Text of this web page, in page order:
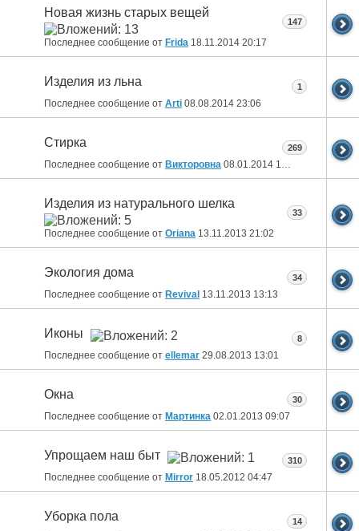
Новая жизнь старых вещей
Последнее сообщение от Fridа 18.11.2014 20:17
147
Изделия из льна
Последнее сообщение от Arti 08.08.2014 23:06
1
Стирка
Последнее сообщение от Викторовна 08.01.2014 17:42
269
Изделия из натурального шелка
Последнее сообщение от Oriana 13.11.2013 21:02
33
Экология дома
Последнее сообщение от Revival 13.11.2013 13:13
34
Иконы
Последнее сообщение от ellemar 29.08.2013 13:01
8
Окна
Последнее сообщение от Мартинка 02.01.2013 09:07
30
Упрощаем наш быт
Последнее сообщение от Mirror 18.05.2012 04:47
310
Уборка пола 14